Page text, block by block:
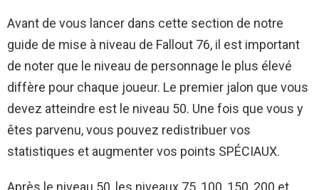
Avant de vous lancer dans cette section de notre
guide de mise à niveau de Fallout 76, il est important
de noter que le niveau de personnage le plus élevé
diffère pour chaque joueur. Le premier jalon que vous
devez atteindre est le niveau 50. Une fois que vous y
êtes parvenu, vous pouvez redistribuer vos
statistiques et augmenter vos points SPÉCIAUX.
Après le niveau 50, les niveaux 75, 100, 150, 200 et